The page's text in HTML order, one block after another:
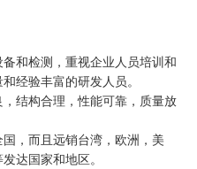
和检测，重视企业人员培训和
经验丰富的研发人员。
结构合理，性能可靠，质量放
，而且远销台湾，欧洲，美
达国家和地区。